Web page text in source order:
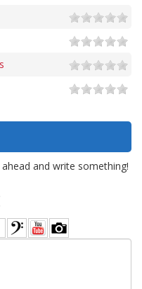
and write something!